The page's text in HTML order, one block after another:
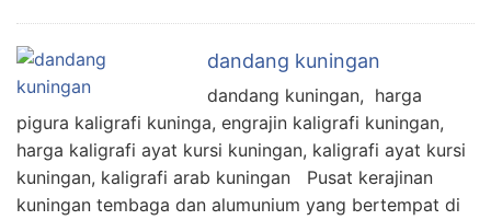
dandang kuningan
dandang kuningan, harga
pigura kaligrafi kuninga, engrajin kaligrafi kuningan,
harga kaligrafi ayat kursi kuningan, kaligrafi ayat kursi
kuningan, kaligrafi arab kuningan Pusat kerajinan
kuningan tembaga dan alumunium yang bertempat di